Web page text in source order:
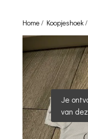
Home/ Koopjeshoek/
Je
van